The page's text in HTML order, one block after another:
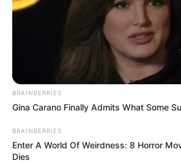
ΚΑΠΟΔΙΣΤΡΙΑ;;[Η δολοφονία
του Καποδίστρια – Ποιοι
ήταν οι πραγματικοί...
κόλαφος
Email address:
BRAINBERRIES
Gina Carano Finally Admits What Some
BRAINBERRIES
Enter A World Of Weirdness: 8 Horror
Dies